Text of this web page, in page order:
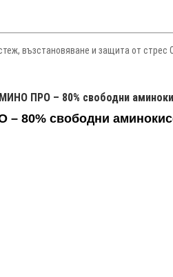
възстановяване и защита от стрес
ПРО – 80% свободни
80% свободни